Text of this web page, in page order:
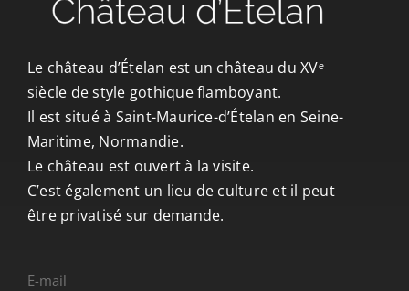
Le château d’Ételan est un château du XVᵉ
siècle de style gothique flamboyant.
Il est situé à Saint-Maurice-d’Ételan en Seine-
Maritime, Normandie.
Le château est ouvert à la visite.
C’est également un lieu de culture et il peut
être privatisé sur demande.
E-mail